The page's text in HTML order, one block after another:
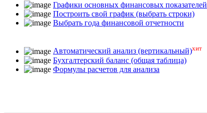
Графики основных финансовых показателей
Построить свой график (выбрать строки)
Выбрать года финансовой отчетности
Автоматический анализ (вертикальный)хит
Бухгалтерский баланс (общая таблица)
Формулы расчетов для анализа